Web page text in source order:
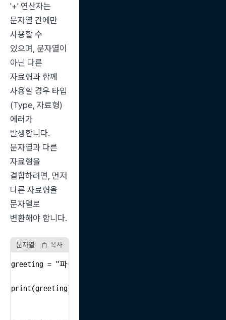
'+' 연산자는
문자열 간에만
사용할 수
있으며, 문자열이
아닌 다른
자료형과 함께
사용할 경우 타입
(Type, 자료형)
에러가
발생합니다.
문자열과 다른
자료형을
결합하려면, 먼저
다른 자료형을
문자열로
변환해야 합니다.
문자열 연결 예시
복사
greeting = "파이썬 " + "프로그래밍!"
print(greeting)  # "파이썬 프로그래밍!"